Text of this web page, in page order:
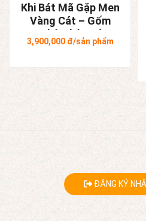
Khi Bát Mã Gặp Men
Vàng Cát – Gốm
Nghệ Nhân Bát
Tràng
3,900,000đ/sản phẩm
ĐĂNG KÝ